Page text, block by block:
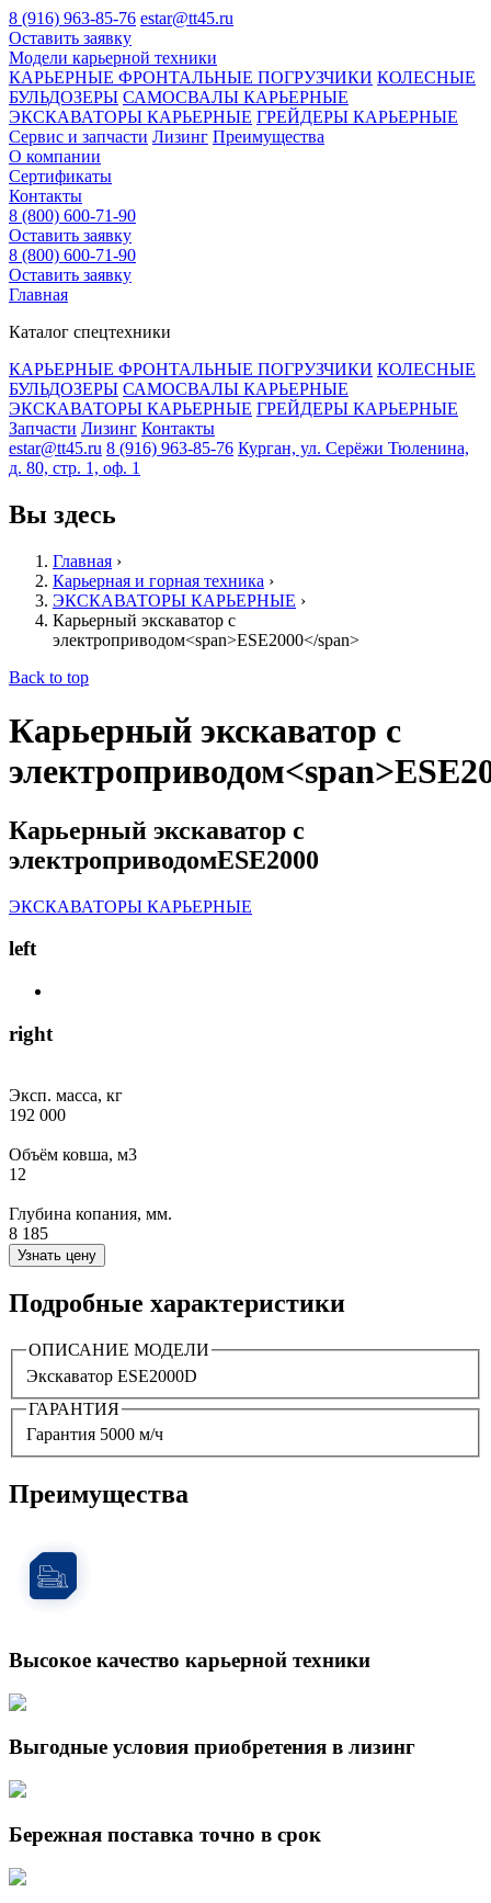
8 (916) 963-85-76 estar@tt45.ru
Оставить заявку
Модели карьерной техники
КАРЬЕРНЫЕ ФРОНТАЛЬНЫЕ ПОГРУЗЧИКИ КОЛЕСНЫЕ
БУЛЬДОЗЕРЫ САМОСВАЛЫ КАРЬЕРНЫЕ
ЭКСКАВАТОРЫ КАРЬЕРНЫЕ ГРЕЙДЕРЫ КАРЬЕРНЫЕ
Сервис и запчасти Лизинг Преимущества
О компании
Сертификаты
Контакты
8 (800) 600-71-90
Оставить заявку
8 (800) 600-71-90
Оставить заявку
Главная
Каталог спецтехники
КАРЬЕРНЫЕ ФРОНТАЛЬНЫЕ ПОГРУЗЧИКИ КОЛЕСНЫЕ
БУЛЬДОЗЕРЫ САМОСВАЛЫ КАРЬЕРНЫЕ
ЭКСКАВАТОРЫ КАРЬЕРНЫЕ ГРЕЙДЕРЫ КАРЬЕРНЫЕ
Запчасти Лизинг Контакты
estar@tt45.ru 8 (916) 963-85-76 Курган, ул. Серёжи Тюленина,
д. 80, стр. 1, оф. 1
Вы здесь
Главная ›
Карьерная и горная техника ›
ЭКСКАВАТОРЫ КАРЬЕРНЫЕ ›
Карьерный экскаватор с
электроприводом<span>ESE2000</span>
Back to top
Карьерный экскаватор с
Карьерный экскаватор с
электроприводомESE2000
ЭКСКАВАТОРЫ КАРЬЕРНЫЕ
left
right
Эксп. масса, кг
192 000
Объём ковша, м3
12
Глубина копания, мм.
8 185
Узнать цену
Подробные характеристики
ОПИСАНИЕ МОДЕЛИ
Экскаватор ESE2000D
ГАРАНТИЯ
Гарантия 5000 м/ч
Преимущества
Высокое качество карьерной техники
Выгодные условия приобретения в лизинг
Бережная поставка точно в срок